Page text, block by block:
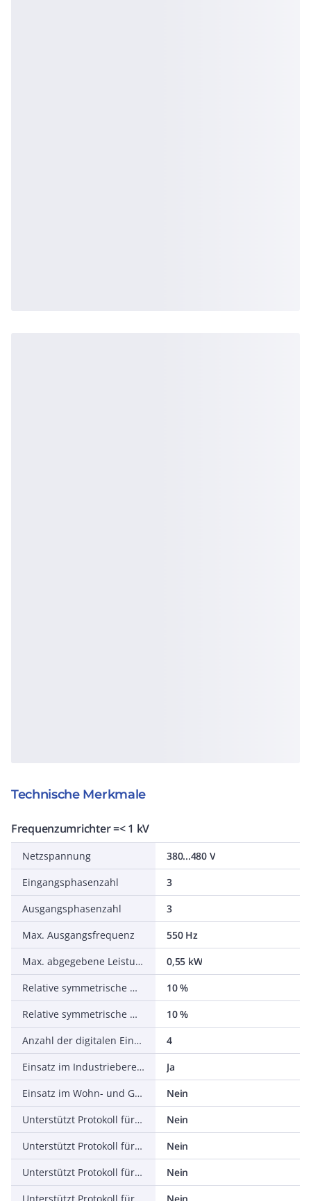
Technische Merkmale
Frequenzumrichter =< 1 kV
Netzspannung
380...480 V
Eingangsphasenzahl
3
Ausgangsphasenzahl
3
Max. Ausgangsfrequenz
550 Hz
Max. abgegebene Leistung bei linearer Belastung bei Bemessungsausgangsspannung
0,55 kW
Relative symmetrische Netzfrequenztoleranz
10 %
Relative symmetrische Netzspannungstoleranz
10 %
Anzahl der digitalen Eingänge
4
Einsatz im Industriebereich zulässig
Ja
Einsatz im Wohn- und Gewerbebereich zulässig
Nein
Unterstützt Protokoll für TCP/IP
Nein
Unterstützt Protokoll für PROFIBUS
Nein
Unterstützt Protokoll für CAN
Nein